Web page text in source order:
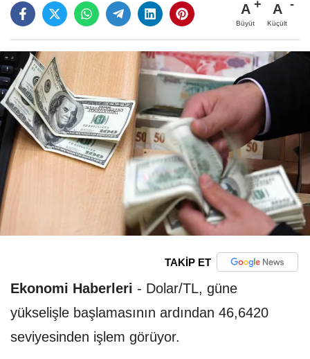
A
Büyüt
A
Küçült
TAKİP ET
Ekonomi Haberleri - Dolar/TL, güne
yükselişle başlamasının ardından 46,6420
seviyesinden işlem görüyor.